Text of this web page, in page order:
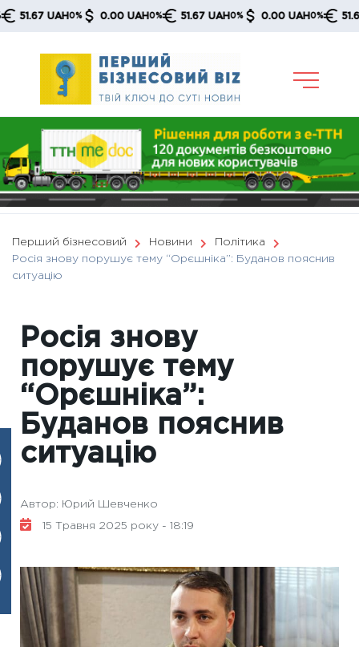
Skip
UAH 0% 0.00 UAH 0% 51.67 UAH 0% 0.00 UAH 0% 51.67
Перший бізнесовий Новини
Політика
Росія знову порушує тему “Орєшніка”: Буданов пояснив
ситуацію
Росія знову
порушує тему
“Орєшніка”:
Буданов пояснив
ситуацію
Автор: Юрий Шевченко
15 Травня 2025 року - 18:19